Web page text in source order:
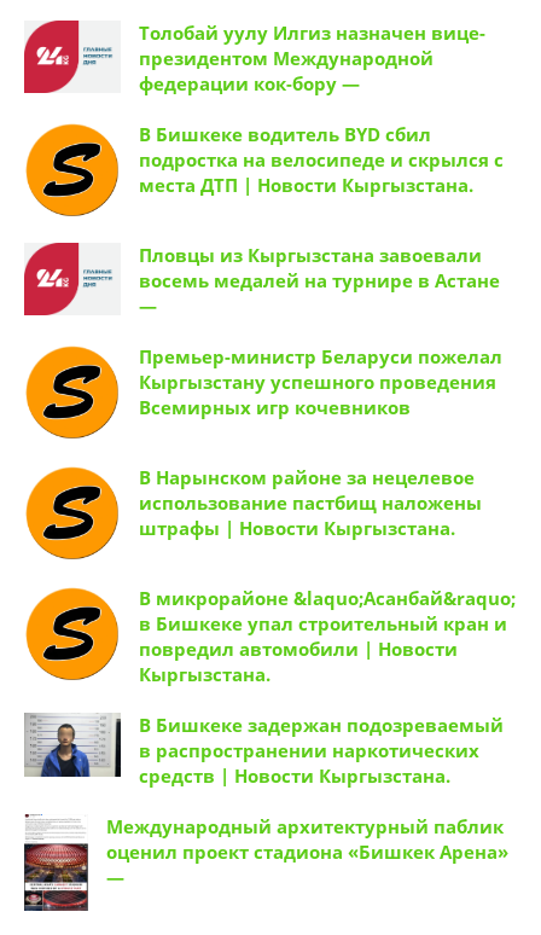
Толобай уулу Илгиз назначен вице-
президентом Международной
федерации кок-бору —
В Бишкеке водитель BYD сбил
подростка на велосипеде и скрылся с
места ДТП | Новости Кыргызстана.
Пловцы из Кыргызстана завоевали
восемь медалей на турнире в Астане
—
Премьер-министр Беларуси пожелал
Кыргызстану успешного проведения
Всемирных игр кочевников
В Нарынском районе за нецелевое
использование пастбищ наложены
штрафы | Новости Кыргызстана.
В микрорайоне &laquo;Асанбай&raquo;
в Бишкеке упал строительный кран и
повредил автомобили | Новости
Кыргызстана.
В Бишкеке задержан подозреваемый
в распространении наркотических
средств | Новости Кыргызстана.
Международный архитектурный паблик
оценил проект стадиона «Бишкек Арена»
—